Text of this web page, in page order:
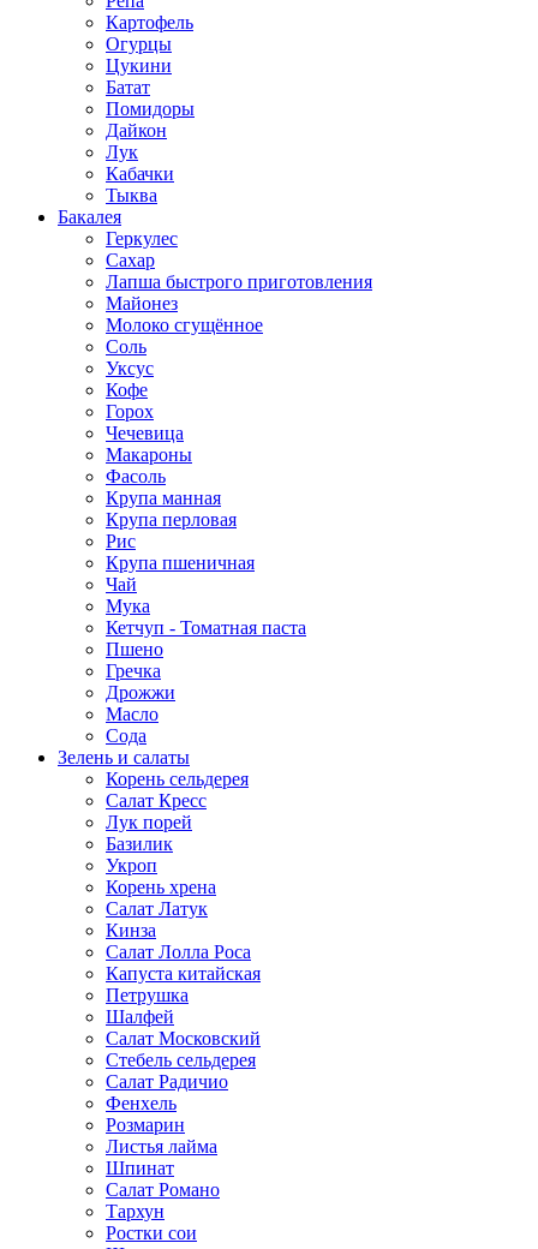
Картофель
Огурцы
Цукини
Батат
Помидоры
Дайкон
Лук
Кабачки
Тыква
Бакалея
Геркулес
Сахар
Лапша быстрого приготовления
Майонез
Молоко сгущённое
Соль
Уксус
Кофе
Горох
Чечевица
Макароны
Фасоль
Крупа манная
Крупа перловая
Рис
Крупа пшеничная
Чай
Мука
Кетчуп - Томатная паста
Пшено
Гречка
Дрожжи
Масло
Сода
Зелень и салаты
Корень сельдерея
Салат Кресс
Лук порей
Базилик
Укроп
Корень хрена
Салат Латук
Кинза
Салат Лолла Роса
Капуста китайская
Петрушка
Шалфей
Салат Московский
Стебель сельдерея
Салат Радичио
Фенхель
Розмарин
Листья лайма
Шпинат
Салат Романо
Тархун
Ростки сои